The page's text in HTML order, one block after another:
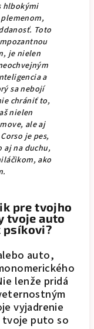
hlbokými
Toto
je nielen
a
sa nebojí
chrániť to,
nielen
ale aj
je pes,
aj na duchu,
ako
pre tvojho
tvoje auto
psíkovi?
auto,
lenže pridá
vyjadrenie
tvoje puto so